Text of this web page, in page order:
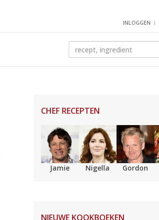
INLOGGEN
CHEF RECEPTEN
Jamie Nigella Gordon
NIEUWE KOOKBOEKEN